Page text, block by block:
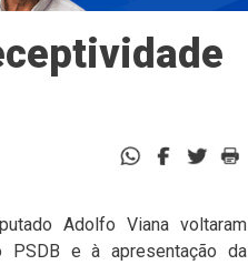
Adolfo Viana voltaram
e à apresentação da